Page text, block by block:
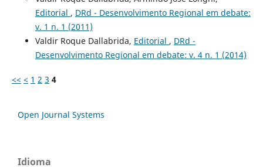
Editorial , DRd - Desenvolvimento Regional em debate:
v. 1 n. 1 (2011)
Valdir Roque Dallabrida, Editorial , DRd -
Desenvolvimento Regional em debate: v. 4 n. 1 (2014)
<< < 1 2 3 4
Open Journal Systems
Idioma